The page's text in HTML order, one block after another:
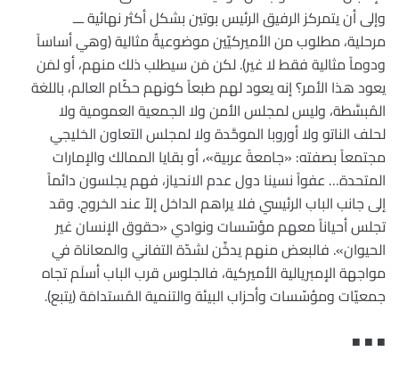
وإلى أن يتمركز الرفيق الرئيس بوتين بشكل أكثر نهائية ـــ
مرحلية، مطلوب من الأميركيّين موضوعيةٌ مثالية (وهي أساساً
ودوماً مثالية فقط لا غير). لكن مَن سيطلب ذلك منهم، أو لمَن
يعود هذا الأمر؟ إنه يعود لهم طبعاً كونهم حكّام العالم، باللغة
المُبسَّطة، وليس لمجلس الأمن ولا الجمعية العمومية ولا
لحلف الناتو ولا أوروبا الموحَّدة ولا لمجلس التعاون الخليجي
مجتمعاً بصفته: «جامعةً عربية»، أو بقايا الممالك والإمارات
المتحدة… عفواً نسينا دول عدم الانحياز، فهم يجلسون دائماً
إلى جانب الباب الرئيسي فلا يراهم الداخل إلاّ عند الخروج. وقد
تجلس أحياناً معهم مؤسّسات ونوادي «حقوق الإنسان غير
الحيوان». فالبعض منهم يدخِّن لشدّة التفاني والمعاناة في
مواجهة الإمبريالية الأميركية، فالجلوس قرب الباب أسلَم تجاه
جمعيّات ومؤسّسات وأحزاب البيئة والتنمية المُستدامَة (يتبع).
■ ■ ■